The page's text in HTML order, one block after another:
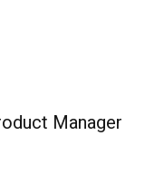
Manager